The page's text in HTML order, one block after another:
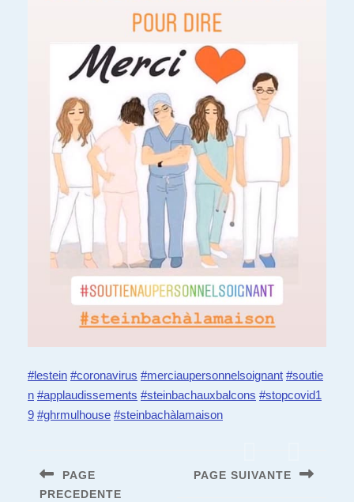
#lestein #coronavirus #merciaupersonnelsoignant #soutie
n #applaudissements #steinbachauxbalcons #stopcovid1
9 #ghrmulhouse #steinbachàlamaison
de
l’article
PAGE
PRECEDENTE
PAGE SUIVANTE